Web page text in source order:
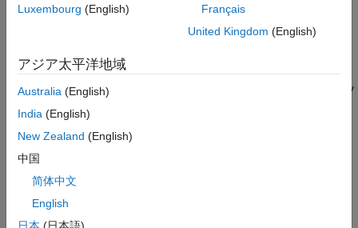
SenseHAT
Connect and interact with SenseHAT add-on on Raspberry Pi
File System and Shell Operations
Manage files and execute Linux
shell commands on Raspberry
Schedule events and handle interrupts to address real-time
tasks with Raspberry Pi hardware
Custom Data Communication
Handle custom data communication between Raspberry Pi
Luxembourg (English)
Français
United Kingdom (English)
アジア太平洋地域
Australia (English)
India (English)
New Zealand (English)
中国
简体中文
English